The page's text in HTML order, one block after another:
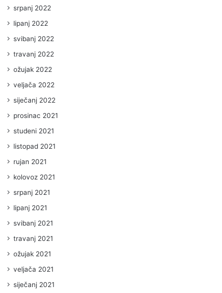
srpanj 2022
lipanj 2022
svibanj 2022
travanj 2022
ožujak 2022
veljača 2022
siječanj 2022
prosinac 2021
studeni 2021
listopad 2021
rujan 2021
kolovoz 2021
srpanj 2021
lipanj 2021
svibanj 2021
travanj 2021
ožujak 2021
veljača 2021
siječanj 2021